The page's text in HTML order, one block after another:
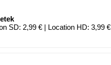
SD: 2,99 € | Location HD: 3,99 €